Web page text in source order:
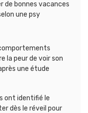
de bonnes vacances
une psy
la peur de voir son
une étude
ont identifié le
dès le réveil pour